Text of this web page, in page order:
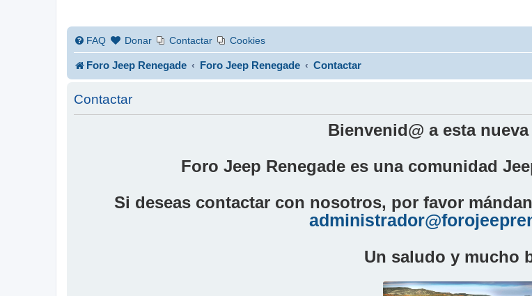
FAQ Donar Contactar Cookies
Foro Jeep Renegade Foro Jeep Renegade Contactar
Contactar
Bienvenid@ a esta
Foro Jeep Renegade es una comunidad
Si deseas contactar con nosotros, por favor
Un saludo y mucho